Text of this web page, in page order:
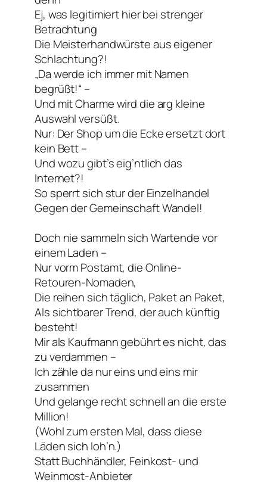
Ej, was legitimiert hier bei strenger
Betrachtung
Die Meisterhandwürste aus eigener
Schlachtung?!
„Da werde ich immer mit Namen
begrüßt!“ –
Und mit Charme wird die arg kleine
Auswahl versüßt.
Nur: Der Shop um die Ecke ersetzt dort
kein Bett –
Und wozu gibt’s eig’ntlich das
Internet?!
So sperrt sich stur der Einzelhandel
Gegen der Gemeinschaft Wandel!
Doch nie sammeln sich Wartende vor
einem Laden –
Nur vorm Postamt, die Online-
Retouren-Nomaden,
Die reihen sich täglich, Paket an Paket,
Als sichtbarer Trend, der auch künftig
besteht!
Mir als Kaufmann gebührt es nicht, das
zu verdammen –
Ich zähle da nur eins und eins mir
zusammen
Und gelange recht schnell an die erste
Million!
(Wohl zum ersten Mal, dass diese
Läden sich loh’n.)
Statt Buchhändler, Feinkost- und
Weinmost-Anbieter